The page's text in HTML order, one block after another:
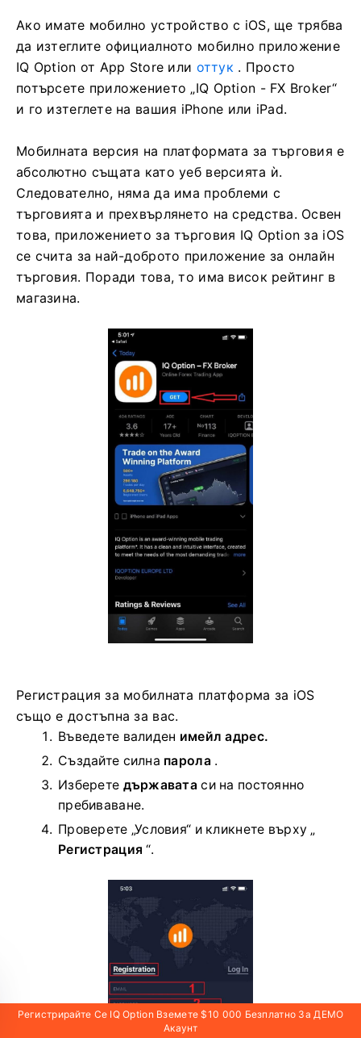
Ако имате мобилно устройство с iOS, ще трябва
да изтеглите официалното мобилно приложение
IQ Option от App Store или оттук . Просто
потърсете приложението „IQ Option - FX Broker“
и го изтеглете на вашия iPhone или iPad.
Мобилната версия на платформата за търговия е
абсолютно същата като уеб версията ѝ.
Следователно, няма да има проблеми с
търговията и прехвърлянето на средства. Освен
това, приложението за търговия IQ Option за iOS
се счита за най-доброто приложение за онлайн
търговия. Поради това, то има висок рейтинг в
магазина.
Регистрация за мобилната платформа за iOS
също е достъпна за вас.
Въведете валиден имейл адрес.
Създайте силна парола .
Изберете държавата си на постоянно
пребиваване.
Проверете „Условия“ и кликнете върху „
Регистрация “.
Регистрирайте Се IQ Option Вземете $10 000 Безплатно За ДЕМО
Акаунт